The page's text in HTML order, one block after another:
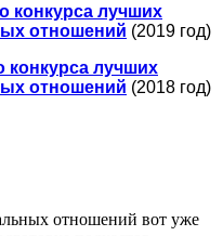
конкурса лучших
отношений (2019 год)
конкурса лучших
отношений (2018 год)
отношений вот уже